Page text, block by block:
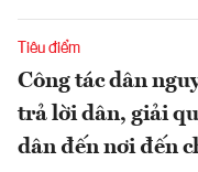
Tiêu điểm
Công tác dân
trả lời dân, giải
dân đến nơi đến